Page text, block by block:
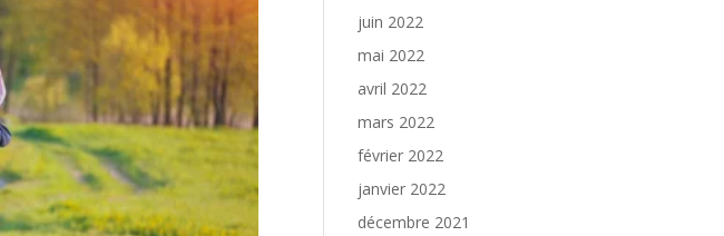
juin 2022
mai 2022
avril 2022
mars 2022
février 2022
janvier 2022
décembre 2021